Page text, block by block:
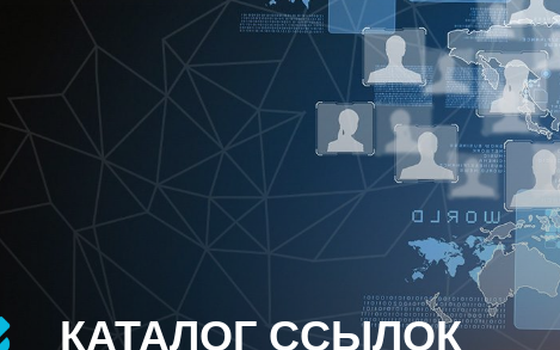
КАТАЛОГ ССЫЛОК